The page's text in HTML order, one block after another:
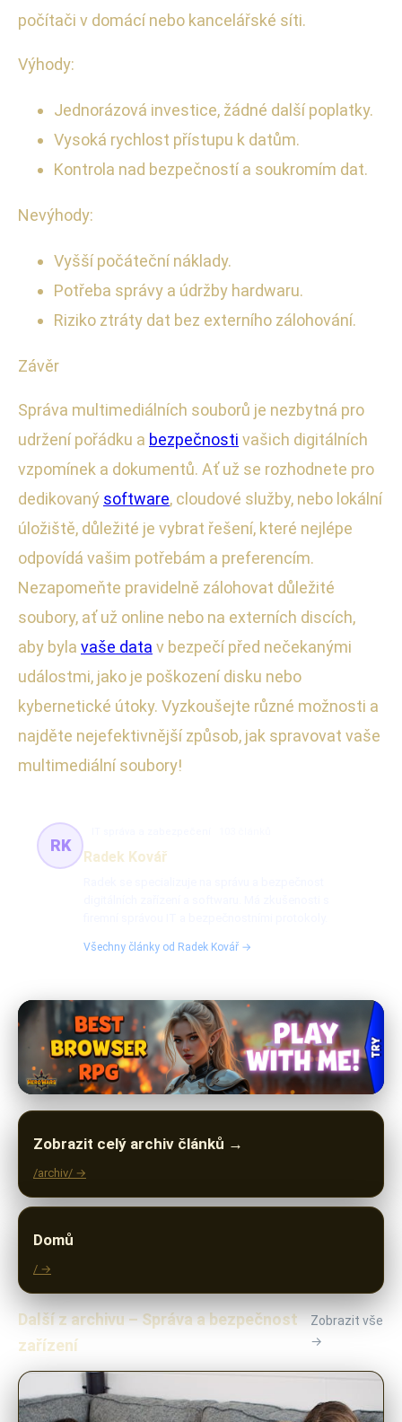
počítači v domácí nebo kancelářské síti.
Výhody:
Jednorázová investice, žádné další poplatky.
Vysoká rychlost přístupu k datům.
Kontrola nad bezpečností a soukromím dat.
Nevýhody:
Vyšší počáteční náklady.
Potřeba správy a údržby hardwaru.
Riziko ztráty dat bez externího zálohování.
Závěr
Správa multimediálních souborů je nezbytná pro
udržení pořádku a bezpečnosti vašich digitálních
vzpomínek a dokumentů. Ať už se rozhodnete pro
dedikovaný software, cloudové služby, nebo lokální
úložiště, důležité je vybrat řešení, které nejlépe
odpovídá vašim potřebám a preferencím.
Nezapomeňte pravidelně zálohovat důležité
soubory, ať už online nebo na externích discích,
aby byla vaše data v bezpečí před nečekanými
událostmi, jako je poškození disku nebo
kybernetické útoky. Vyzkoušejte různé možnosti a
najděte nejefektivnější způsob, jak spravovat vaše
multimediální soubory!
RK
Radek Kovář
Všechny články od Radek Kovář →
Zobrazit celý archiv článků →
/archiv/ →
Domů
/ →
Další z archivu – Správa a bezpečnost
zařízení
Zobrazit vše
→